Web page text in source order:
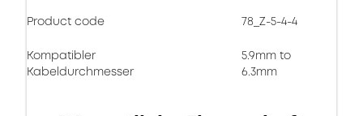
Product code 78_Z-5-4-4
Kompatibler
Kabeldurchmesser
5.9mm to
6.3mm